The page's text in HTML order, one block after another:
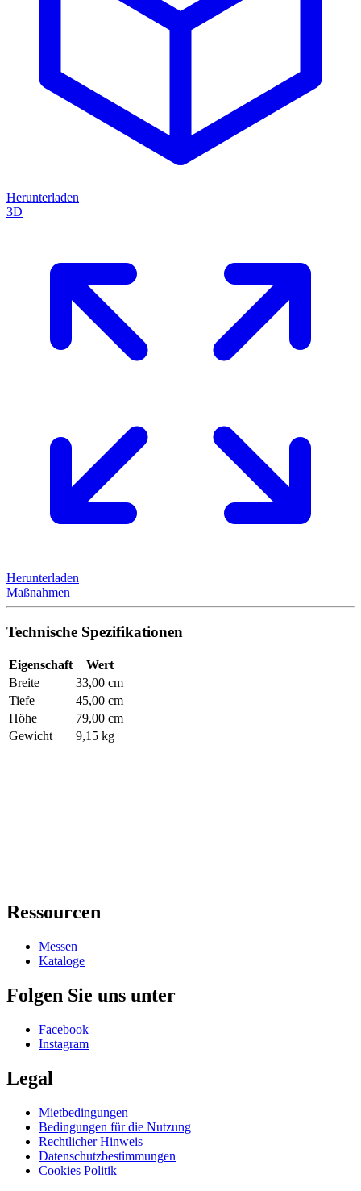
Herunterladen
3D
Herunterladen
Maßnahmen
Technische Spezifikationen
Eigenschaft
Wert
Breite
33,00 cm
Tiefe
45,00 cm
Höhe
79,00 cm
Gewicht
9,15 kg
Ressourcen
Messen
Kataloge
Folgen Sie uns unter
Facebook
Instagram
Legal
Mietbedingungen
Bedingungen für die Nutzung
Rechtlicher Hinweis
Datenschutzbestimmungen
Cookies Politik